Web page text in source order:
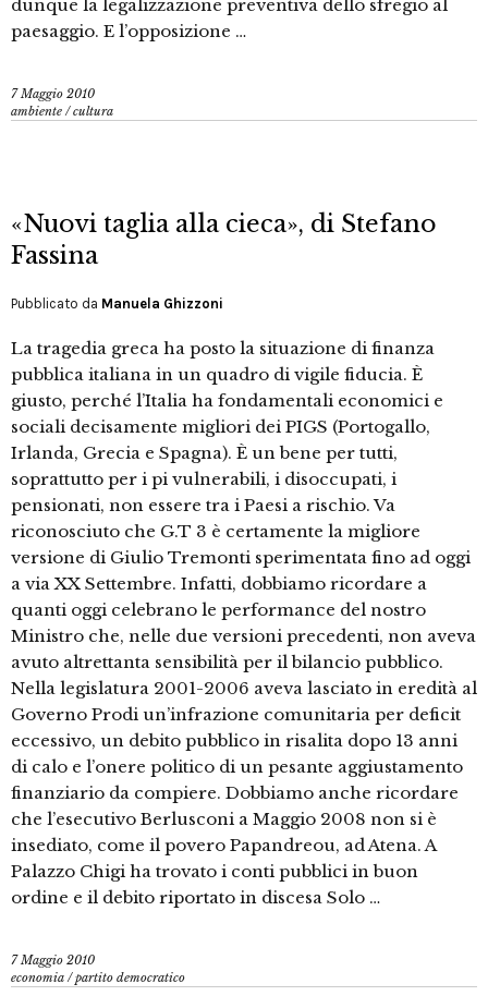
dunque la legalizzazione preventiva dello sfregio al
paesaggio. E l’opposizione …
7 Maggio 2010
ambiente /cultura
«Nuovi taglia alla cieca», di Stefano
Fassina
Pubblicato da Manuela Ghizzoni
La tragedia greca ha posto la situazione di finanza
pubblica italiana in un quadro di vigile fiducia. È
giusto, perché l’Italia ha fondamentali economici e
sociali decisamente migliori dei PIGS (Portogallo,
Irlanda, Grecia e Spagna). È un bene per tutti,
soprattutto per i pi vulnerabili, i disoccupati, i
pensionati, non essere tra i Paesi a rischio. Va
riconosciuto che G.T 3 è certamente la migliore
versione di Giulio Tremonti sperimentata fino ad oggi
a via XX Settembre. Infatti, dobbiamo ricordare a
quanti oggi celebrano le performance del nostro
Ministro che, nelle due versioni precedenti, non aveva
avuto altrettanta sensibilità per il bilancio pubblico.
Nella legislatura 2001-2006 aveva lasciato in eredità al
Governo Prodi un’infrazione comunitaria per deficit
eccessivo, un debito pubblico in risalita dopo 13 anni
di calo e l’onere politico di un pesante aggiustamento
finanziario da compiere. Dobbiamo anche ricordare
che l’esecutivo Berlusconi a Maggio 2008 non si è
insediato, come il povero Papandreou, ad Atena. A
Palazzo Chigi ha trovato i conti pubblici in buon
ordine e il debito riportato in discesa Solo …
7 Maggio 2010
economia /partito democratico